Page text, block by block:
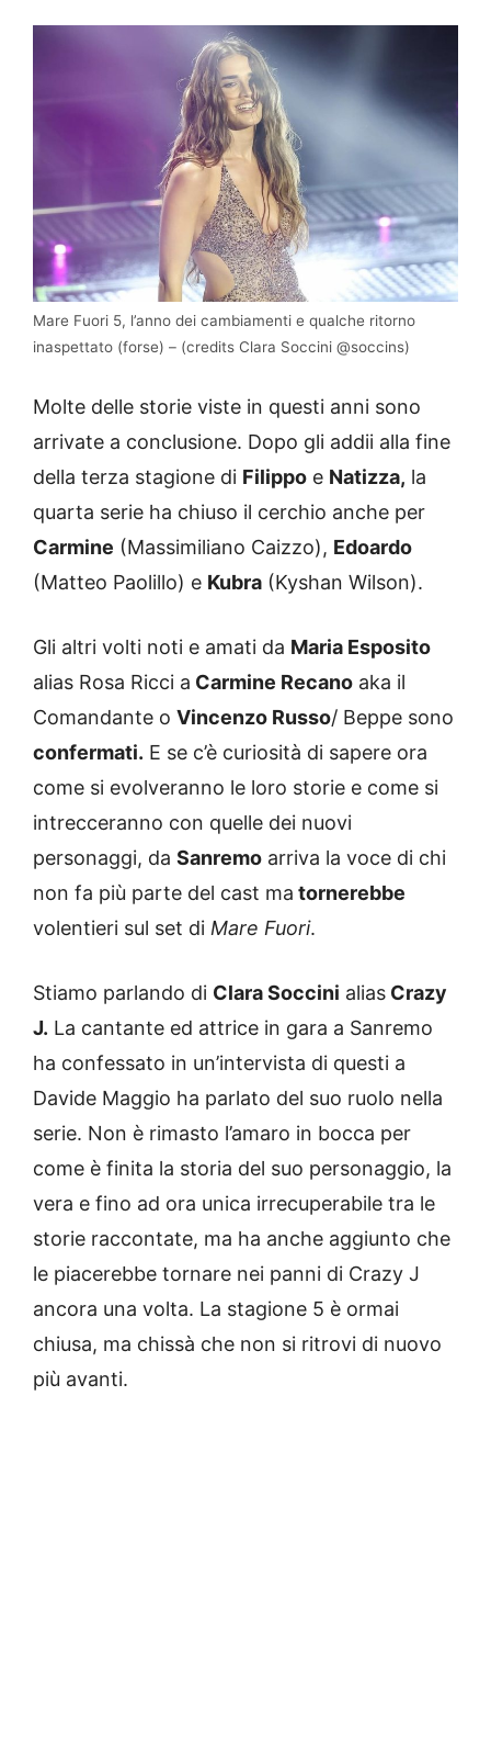
Mare Fuori 5, l’anno dei cambiamenti e qualche ritorno
inaspettato (forse) – (credits Clara Soccini @soccins)
Molte delle storie viste in questi anni sono
arrivate a conclusione. Dopo gli addii alla fine
della terza stagione di Filippo e Natizza, la
quarta serie ha chiuso il cerchio anche per
Carmine (Massimiliano Caizzo), Edoardo
(Matteo Paolillo) e Kubra (Kyshan Wilson).
Gli altri volti noti e amati da Maria Esposito
alias Rosa Ricci a Carmine Recano aka il
Comandante o Vincenzo Russo/ Beppe sono
confermati. E se c’è curiosità di sapere ora
come si evolveranno le loro storie e come si
intrecceranno con quelle dei nuovi
personaggi, da Sanremo arriva la voce di chi
non fa più parte del cast ma tornerebbe
volentieri sul set di Mare Fuori.
Stiamo parlando di Clara Soccini alias Crazy
J. La cantante ed attrice in gara a Sanremo
ha confessato in un’intervista di questi a
Davide Maggio ha parlato del suo ruolo nella
serie. Non è rimasto l’amaro in bocca per
come è finita la storia del suo personaggio, la
vera e fino ad ora unica irrecuperabile tra le
storie raccontate, ma ha anche aggiunto che
le piacerebbe tornare nei panni di Crazy J
ancora una volta. La stagione 5 è ormai
chiusa, ma chissà che non si ritrovi di nuovo
più avanti.